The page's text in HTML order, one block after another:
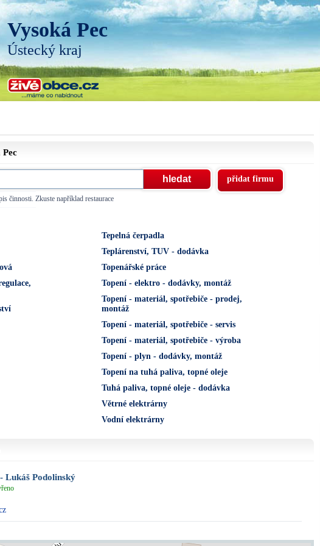
Vysoká Pec
Ústecký kraj
činnosti. Zkuste například restaurace
přidat firmu
Tepelná čerpadla
Teplárenství, TUV - dodávka
Topenářské práce
Topení - elektro - dodávky, montáž
Topení - materiál, spotřebiče - prodej,
montáž
Topení - materiál, spotřebiče - servis
Topení - materiál, spotřebiče - výroba
Topení - plyn - dodávky, montáž
Topení na tuhá paliva, topné oleje
Tuhá paliva, topné oleje - dodávka
Větrné elektrárny
Vodní elektrárny
Lukáš Podolinský